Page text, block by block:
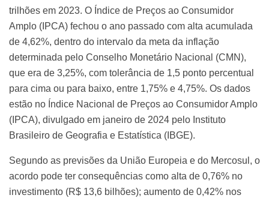
trilhões em 2023. O Índice de Preços ao Consumidor
Amplo (IPCA) fechou o ano passado com alta acumulada
de 4,62%, dentro do intervalo da meta da inflação
determinada pelo Conselho Monetário Nacional (CMN),
que era de 3,25%, com tolerância de 1,5 ponto percentual
para cima ou para baixo, entre 1,75% e 4,75%. Os dados
estão no Índice Nacional de Preços ao Consumidor Amplo
(IPCA), divulgado em janeiro de 2024 pelo Instituto
Brasileiro de Geografia e Estatística (IBGE).
Segundo as previsões da União Europeia e do Mercosul, o
acordo pode ter consequências como alta de 0,76% no
investimento (R$ 13,6 bilhões); aumento de 0,42% nos